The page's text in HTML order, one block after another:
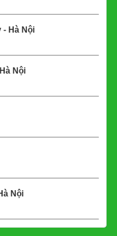
- Hà Nội
Nội
Nội